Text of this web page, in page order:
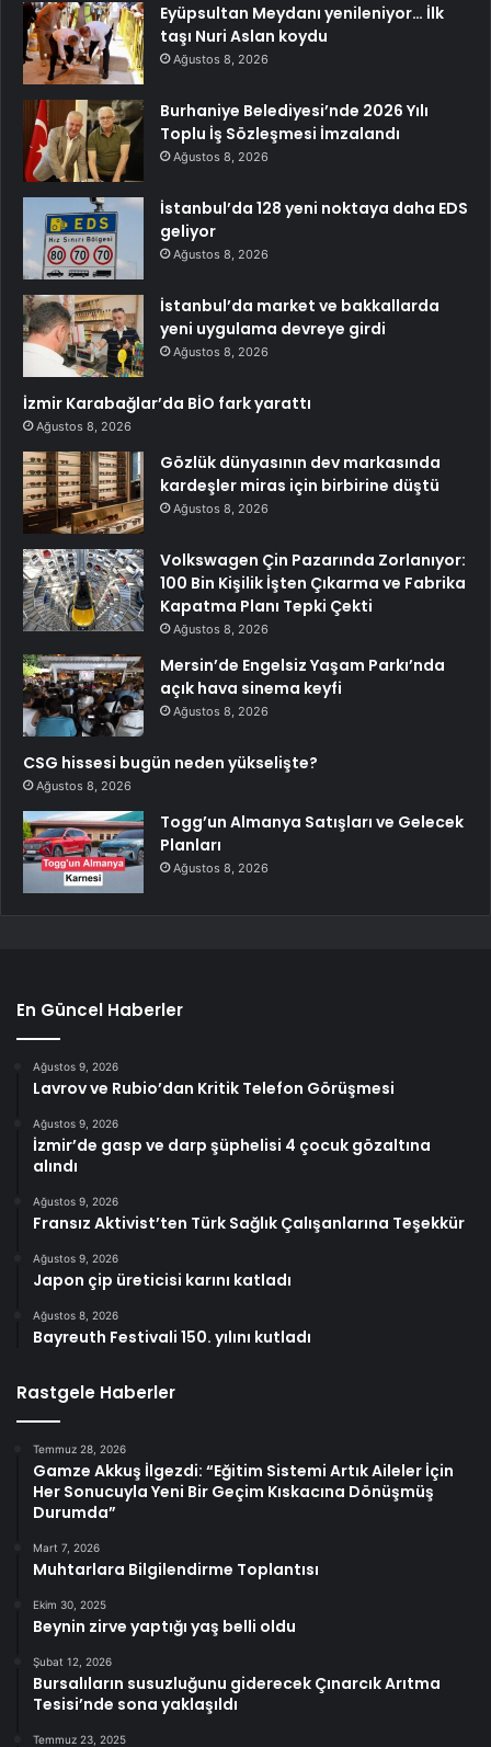
Eyüpsultan Meydanı yenileniyor… İlk
taşı Nuri Aslan koydu
Ağustos 8, 2026
Burhaniye Belediyesi’nde 2026 Yılı
Toplu İş Sözleşmesi İmzalandı
Ağustos 8, 2026
İstanbul’da 128 yeni noktaya daha EDS
geliyor
Ağustos 8, 2026
İstanbul’da market ve bakkallarda
yeni uygulama devreye girdi
Ağustos 8, 2026
İzmir Karabağlar’da BİO fark yarattı
Ağustos 8, 2026
Gözlük dünyasının dev markasında
kardeşler miras için birbirine düştü
Ağustos 8, 2026
Volkswagen Çin Pazarında Zorlanıyor:
100 Bin Kişilik İşten Çıkarma ve Fabrika
Kapatma Planı Tepki Çekti
Ağustos 8, 2026
Mersin’de Engelsiz Yaşam Parkı’nda
açık hava sinema keyfi
Ağustos 8, 2026
CSG hissesi bugün neden yükselişte?
Ağustos 8, 2026
Togg’un Almanya Satışları ve Gelecek
Planları
Ağustos 8, 2026
En Güncel Haberler
Ağustos 9, 2026
Lavrov ve Rubio’dan Kritik Telefon Görüşmesi
Ağustos 9, 2026
İzmir’de gasp ve darp şüphelisi 4 çocuk gözaltına
alındı
Ağustos 9, 2026
Fransız Aktivist’ten Türk Sağlık Çalışanlarına Teşekkür
Ağustos 9, 2026
Japon çip üreticisi karını katladı
Ağustos 8, 2026
Bayreuth Festivali 150. yılını kutladı
Rastgele Haberler
Temmuz 28, 2026
Gamze Akkuş İlgezdi: “Eğitim Sistemi Artık Aileler İçin
Her Sonucuyla Yeni Bir Geçim Kıskacına Dönüşmüş
Durumda”
Mart 7, 2026
Muhtarlara Bilgilendirme Toplantısı
Ekim 30, 2025
Beynin zirve yaptığı yaş belli oldu
Şubat 12, 2026
Bursalıların susuzluğunu giderecek Çınarcık Arıtma
Tesisi’nde sona yaklaşıldı
Temmuz 23, 2025